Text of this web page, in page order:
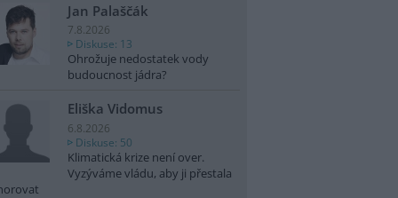
Jan Palaščák
7.8.2026
Diskuse: 13
Ohrožuje nedostatek vody
budoucnost jádra?
Eliška Vidomus
6.8.2026
Diskuse: 50
Klimatická krize není over.
Vyzýváme vládu, aby ji přestala